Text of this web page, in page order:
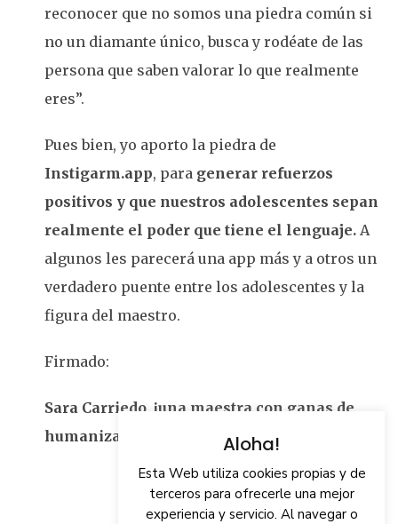
reconocer que no somos una piedra común si
no un diamante único, busca y rodéate de las
persona que saben valorar lo que realmente
eres”.
Pues bien, yo aporto la piedra de
Instigarm.app, para generar refuerzos
positivos y que nuestros adolescentes sepan
realmente el poder que tiene el lenguaje. A
algunos les parecerá una app más y a otros un
verdadero puente entre los adolescentes y la
figura del maestro.
Firmado:
Sara Carriedo ¡una maestra con ganas de
humanizar la
!
Aloha!
Esta Web utiliza cookies propias y de
terceros para ofrecerle una mejor
experiencia y servicio. Al navegar o